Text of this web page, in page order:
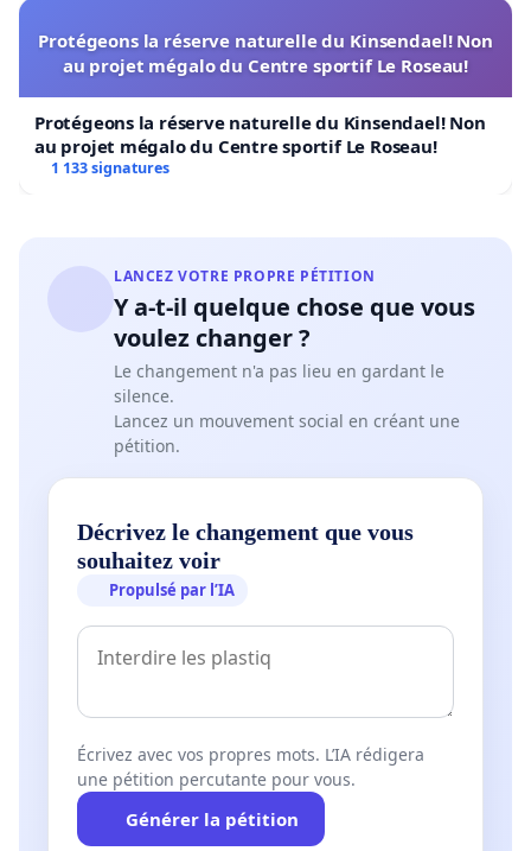
Protégeons la réserve naturelle du Kinsendael! Non
au projet mégalo du Centre sportif Le Roseau!
Protégeons la réserve naturelle du Kinsendael! Non
au projet mégalo du Centre sportif Le Roseau!
1 133 signatures
LANCEZ VOTRE PROPRE PÉTITION
Y a-t-il quelque chose que vous
voulez changer ?
Le changement n'a pas lieu en gardant le
silence.
Lancez un mouvement social en créant une
pétition.
Décrivez le changement que vous
souhaitez voir
Propulsé par l’IA
Écrivez avec vos propres mots. L’IA rédigera
une pétition percutante pour vous.
Générer la pétition